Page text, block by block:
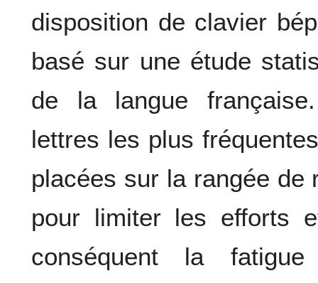
disposition de clavier
basé sur une étude
de la langue
lettres les plus
placées sur la rangée de
pour limiter les efforts
conséquent la